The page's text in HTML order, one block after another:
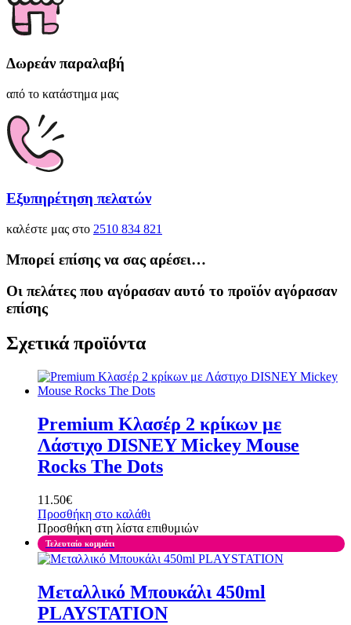
Δωρεάν παραλαβή
από το κατάστημα μας
Εξυπηρέτηση πελατών
καλέστε μας στο 2510 834 821
Μπορεί επίσης να σας αρέσει…
Οι πελάτες που αγόρασαν αυτό το προϊόν αγόρασαν
επίσης
Σχετικά προϊόντα
Premium Κλασέρ 2 κρίκων με
Λάστιχο DISNEY Mickey Mouse
Rocks The Dots
11.50€
Προσθήκη στο καλάθι
Προσθήκη στη λίστα επιθυμιών
Τελευταίο κομμάτι
Μεταλλικό Μπουκάλι 450ml
PLAYSTATION